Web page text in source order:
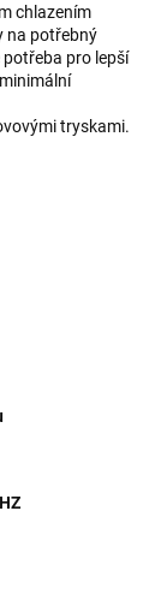
chlazením
na potřebný
potřeba pro lepší
tryskami.